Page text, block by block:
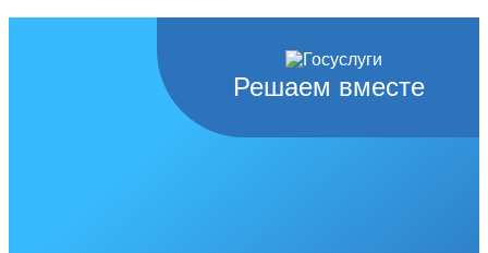
Решаем вместе